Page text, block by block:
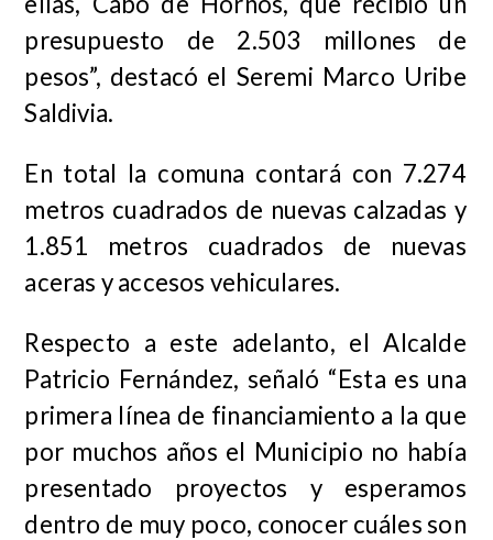
presupuesto de 2.503 millones de
pesos”, destacó el Seremi Marco Uribe
Saldivia.
En total la comuna contará con 7.274
metros cuadrados de nuevas calzadas y
1.851 metros cuadrados de nuevas
aceras y accesos vehiculares.
Respecto a este adelanto, el Alcalde
Patricio Fernández, señaló “Esta es una
primera línea de financiamiento a la que
por muchos años el Municipio no había
presentado proyectos y esperamos
dentro de muy poco, conocer cuáles son